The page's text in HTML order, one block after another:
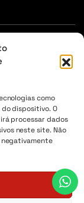
como
dispositivo. O
processar dados
neste site. Não
CNPJ